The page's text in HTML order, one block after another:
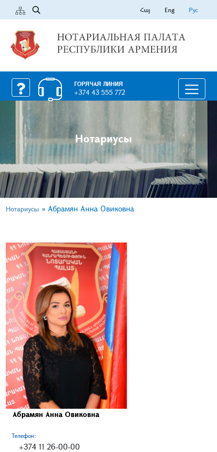
Հայ Eng Рус
ГОРЯЧАЯ ЛИНИЯ
+374 43 555 772
Нотариусы
Нотариусы » Абрaмян Анна Овиковна
Абрaмян Анна Овиковна
Телефон:
+374 11 26-00-00